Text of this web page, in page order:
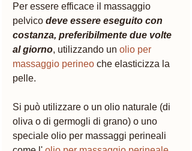
Per essere efficace il massaggio
pelvico deve essere eseguito con
costanza, preferibilmente due volte
al giorno, utilizzando un olio per
massaggio perineo che elasticizza la
pelle.
Si può utilizzare o un olio naturale (di
oliva o di germogli di grano) o uno
speciale olio per massaggi perineali